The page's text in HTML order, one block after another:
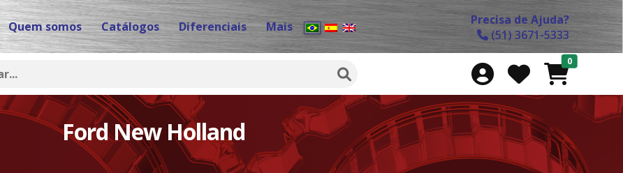
Quem somos Catálogos Diferenciais Mais
Precisa de Ajuda?
(51) 3671-5333
0
Ford New Holland